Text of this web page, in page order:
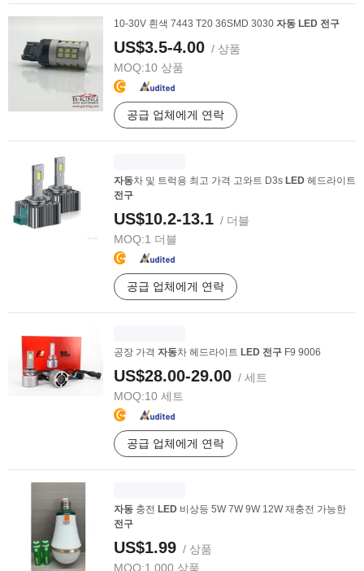
10-30V 흰색 7443 T20 36SMD 3030 자동 LED 전구
US$3.5-4.00 / 상품
MOQ:10 상품
공급 업체에게 연락
자동차 및 트럭용 최고 가격 고와트 D3s LED 헤드라이트
전구
US$10.2-13.1 / 더블
MOQ:1 더블
공급 업체에게 연락
공장 가격 자동차 헤드라이트 LED 전구 F9 9006
US$28.00-29.00 / 세트
MOQ:10 세트
공급 업체에게 연락
자동 충전 LED 비상등 5W 7W 9W 12W 재충전 가능한
전구
US$1.99 / 상품
MOQ:1,000 상품